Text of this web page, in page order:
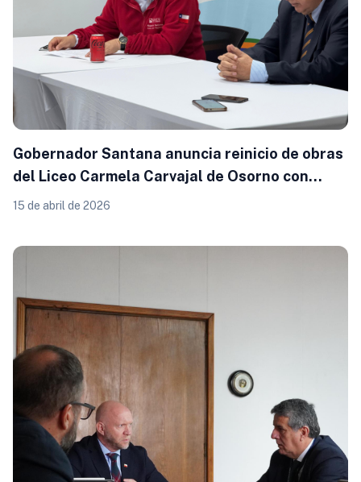
Gobernador Santana anuncia reinicio de obras
del Liceo Carmela Carvajal de Osorno con
inicio previsto para junio
15 de abril de 2026